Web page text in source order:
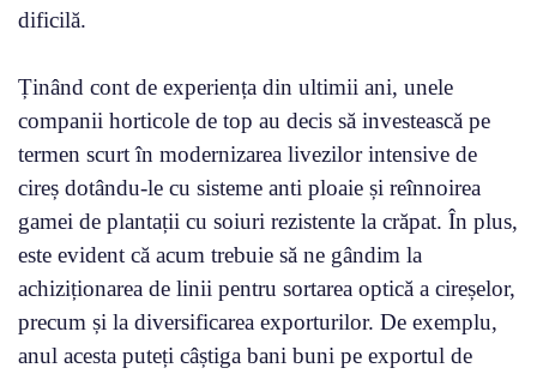
dificilă.
Ținând cont de experiența din ultimii ani, unele
companii horticole de top au decis să investească pe
termen scurt în modernizarea livezilor intensive de
cireș dotându-le cu sisteme anti ploaie și reînnoirea
gamei de plantații cu soiuri rezistente la crăpat. În plus,
este evident că acum trebuie să ne gândim la
achiziționarea de linii pentru sortarea optică a cireșelor,
precum și la diversificarea exporturilor. De exemplu,
anul acesta puteți câștiga bani buni pe exportul de